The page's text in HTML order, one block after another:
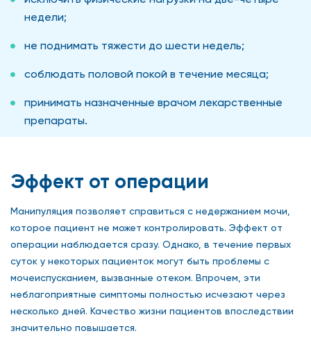
недели;
не поднимать тяжести до шести недель;
соблюдать половой покой в течение месяца;
принимать назначенные врачом лекарственные
препараты.
Эффект от операции
Манипуляция позволяет справиться с недержанием мочи,
которое пациент не может контролировать. Эффект от
операции наблюдается сразу. Однако, в течение первых
суток у некоторых пациенток могут быть проблемы с
мочеиспусканием, вызванные отеком. Впрочем, эти
неблагоприятные симптомы полностью исчезают через
несколько дней. Качество жизни пациентов впоследствии
значительно повышается.